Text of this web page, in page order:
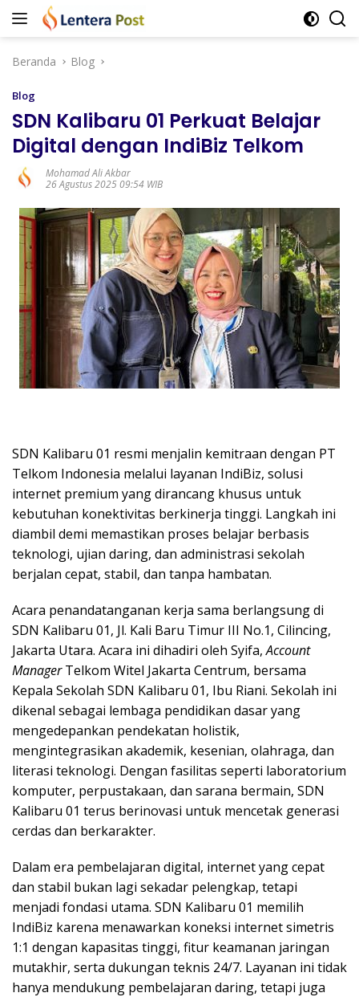
Langsung
Beranda
Blog
Blog
SDN Kalibaru 01 Perkuat Belajar
Digital dengan IndiBiz Telkom
Mohamad Ali Akbar
26 Agustus 2025 09:54 WIB
SDN Kalibaru 01 resmi menjalin kemitraan dengan PT
Telkom Indonesia melalui layanan IndiBiz, solusi
internet premium yang dirancang khusus untuk
kebutuhan konektivitas berkinerja tinggi. Langkah ini
diambil demi memastikan proses belajar berbasis
teknologi, ujian daring, dan administrasi sekolah
berjalan cepat, stabil, dan tanpa hambatan.
Acara penandatanganan kerja sama berlangsung di
SDN Kalibaru 01, Jl. Kali Baru Timur III No.1, Cilincing,
Jakarta Utara. Acara ini dihadiri oleh Syifa,Account
ManagerTelkom Witel Jakarta Centrum, bersama
Kepala Sekolah SDN Kalibaru 01, Ibu Riani. Sekolah ini
dikenal sebagai lembaga pendidikan dasar yang
mengedepankan pendekatan holistik,
mengintegrasikan akademik, kesenian, olahraga, dan
literasi teknologi. Dengan fasilitas seperti laboratorium
komputer, perpustakaan, dan sarana bermain, SDN
Kalibaru 01 terus berinovasi untuk mencetak generasi
cerdas dan berkarakter.
Dalam era pembelajaran digital, internet yang cepat
dan stabil bukan lagi sekadar pelengkap, tetapi
menjadi fondasi utama. SDN Kalibaru 01 memilih
IndiBiz karena menawarkan koneksi internet simetris
1:1 dengan kapasitas tinggi, fitur keamanan jaringan
mutakhir, serta dukungan teknis 24/7. Layanan ini tidak
hanya mendukung pembelajaran daring, tetapi juga